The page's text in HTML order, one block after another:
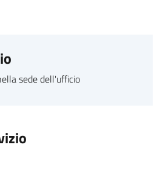
sede dell'ufficio